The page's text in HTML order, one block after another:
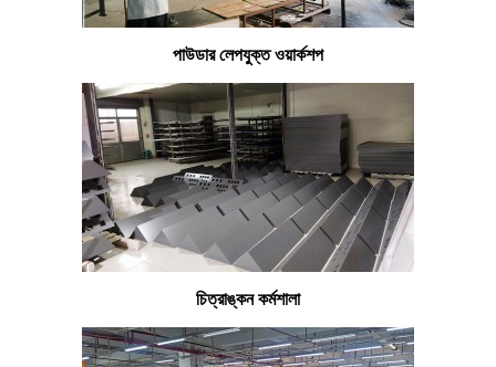
পাউডার লেপযুক্ত ওয়ার্কশপ
চিত্রাঙ্কন কর্মশালা